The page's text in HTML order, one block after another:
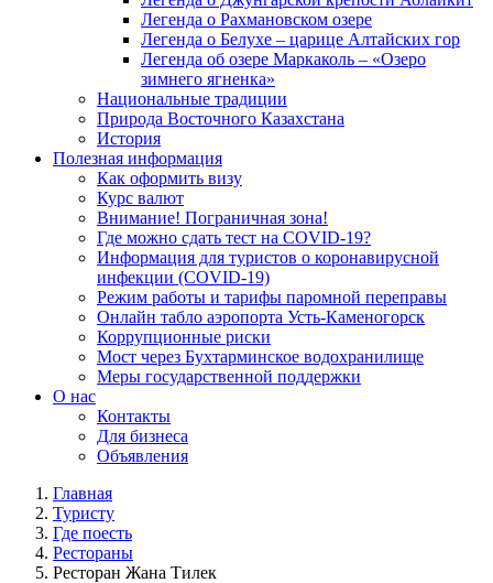
Легенда о Рахмановском озере
Легенда о Белухе – царице Алтайских гор
Легенда об озере Маркаколь – «Озеро
зимнего ягненка»
Национальные традиции
Природа Восточного Казахстана
История
Полезная информация
Как оформить визу
Курс валют
Внимание! Пограничная зона!
Где можно сдать тест на COVID-19?
Информация для туристов о коронавирусной
инфекции (COVID-19)
Режим работы и тарифы паромной переправы
Онлайн табло аэропорта Усть-Каменогорск
Коррупционные риски
Мост через Бухтарминское водохранилище
Меры государственной поддержки
О нас
Контакты
Для бизнеса
Объявления
Главная
Туристу
Где поесть
Рестораны
Ресторан Жана Тилек